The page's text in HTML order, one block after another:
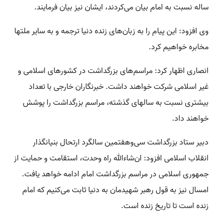
ساله نسبت به امام بیان می‌کردند، ایشان نیز بیان فرمایند.
وی افزود: این پیام را به زبان‌های زنده دنیا ترجمه و به سایر ملتها
مخابره خواهیم کرد.
انصاری اظهار کرد: مراسم‌های بزرگداشت در کشورهای اسلامی و
غیر اسلامی شرکت خواهند داشت. خبرنگاران خارجی با تعداد
بیشتری نسبت به سالهای گذشته، مراسم بزرگداشت را پوشش
خواهند داد.
دبیر ستاد بزرگداشت سی‌وهفتمین سالگرد ارتحال بنیانگذار
انقلاب اسلامی افزود: ان‌شاءالله راه وحدت، استقامت و حمایت از
جمهوری اسلامی در مراسم بزرگداشت امام ادامه خواهد یافت.
امسال نیز به قول رهبر شهیدمان به دنیا ثابت می‌کنیم که امام
زنده است تا تاریخ زنده است.